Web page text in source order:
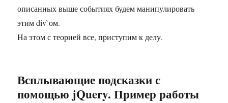
описанных выше событиях будем манипулировать
этим div`ом.
На этом с теорией все, приступим к делу.
Всплывающие подсказки с
помощью jQuery. Пример работы